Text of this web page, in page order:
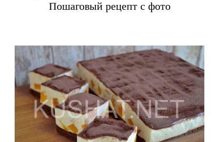
Пошаговый рецепт с фото